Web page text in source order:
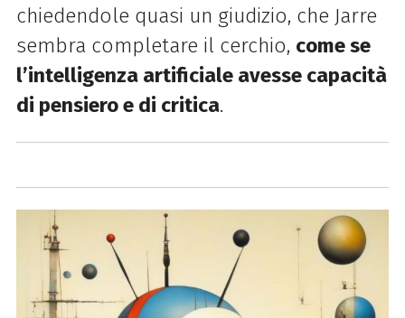
chiedendole quasi un giudizio, che Jarre
sembra completare il cerchio, come se
l’intelligenza artificiale avesse capacità
di pensiero e di critica.